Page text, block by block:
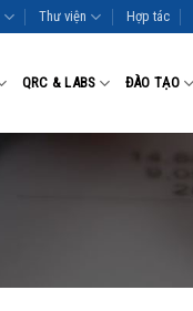
Thư viện Hợp tác
QRC & LABS ĐÀO TẠO